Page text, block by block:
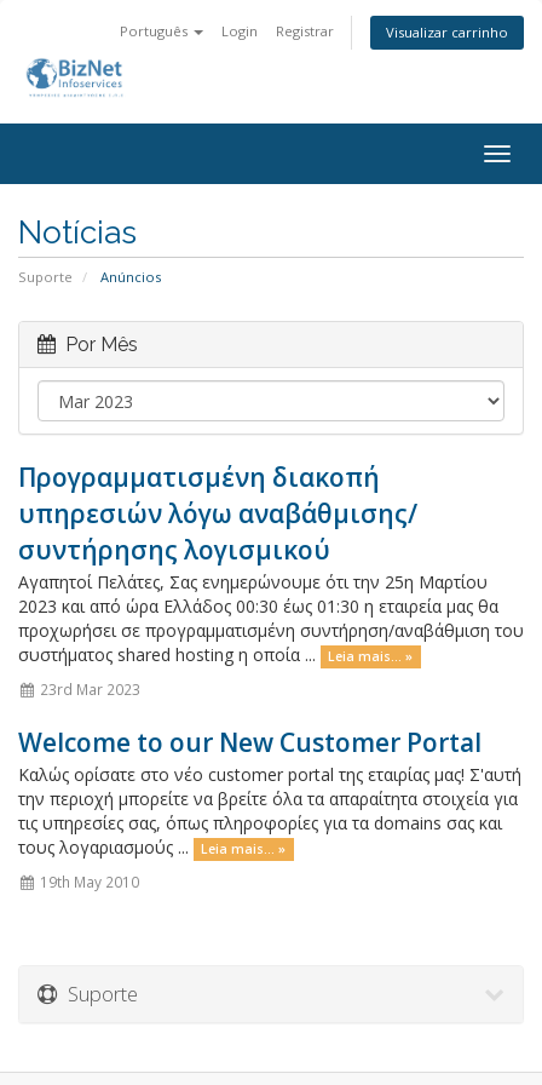
Português Login Registrar Visualizar carrinho
Notícias
Suporte Anúncios
Por Mês
Προγραμματισμένη διακοπή
υπηρεσιών λόγω αναβάθμισης/
συντήρησης λογισμικού
Αγαπητοί Πελάτες, Σας ενημερώνουμε ότι την 25η Μαρτίου
2023 και από ώρα Ελλάδος 00:30 έως 01:30 η εταιρεία μας θα
προχωρήσει σε προγραμματισμένη συντήρηση/αναβάθμιση του
συστήματος shared hosting η οποία ...
Leia mais... »
23rd Mar 2023
Welcome to our New Customer Portal
Καλώς ορίσατε στο νέο customer portal της εταιρίας μας! Σ'αυτή
την περιοχή μπορείτε να βρείτε όλα τα απαραίτητα στοιχεία για
τις υπηρεσίες σας, όπως πληροφορίες για τα domains σας και
τους λογαριασμούς ...
Leia mais... »
19th May 2010
Suporte